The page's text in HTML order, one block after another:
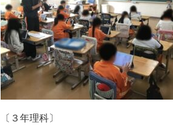
〔３年理科〕